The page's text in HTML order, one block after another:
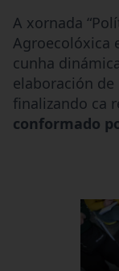
A xornada
Agroecolóxica
cunha
elaboración
finalizando ca
conformado